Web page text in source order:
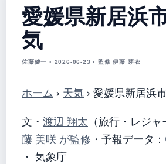
愛媛県新居浜
気
佐藤健一 • 2026-06-23 • 監修 伊藤 芽衣
ホーム › 天気 › 愛媛県新居浜
文・ 渡辺 翔太 （旅行・レジャ
藤 美咲 が監修 ・ 予報データ：
・ 気象庁